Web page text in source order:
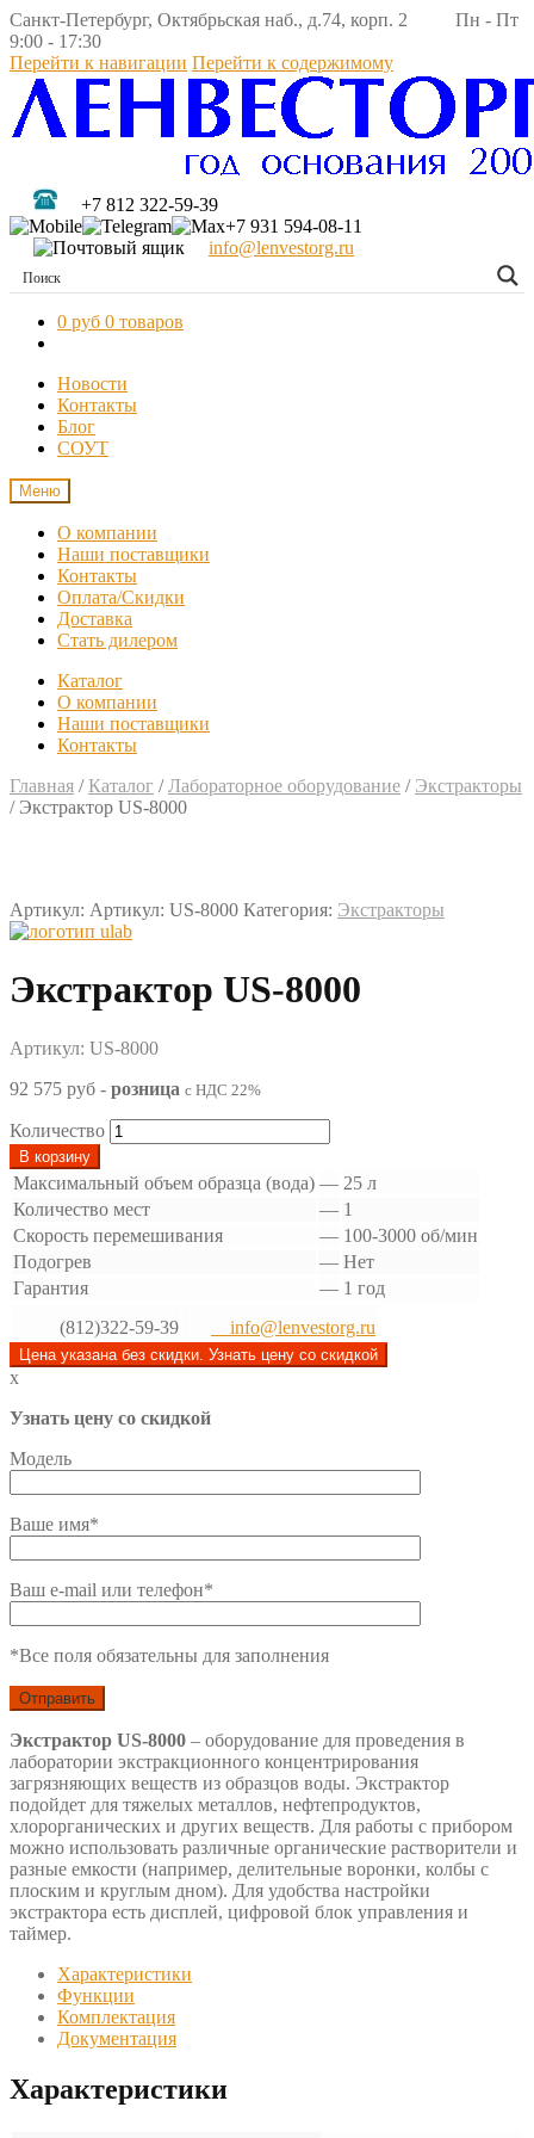
Санкт-Петербург, Октябрьская наб., д.74, корп. 2 Пн - Пт
9:00 - 17:30
Перейти к навигации Перейти к содержимому
+7 812 322-59-39
+7 931 594-08-11
info@lenvestorg.ru
0 руб 0 товаров
Новости
Контакты
Блог
СОУТ
Меню
О компании
Наши поставщики
Контакты
Оплата/Скидки
Доставка
Стать дилером
Каталог
О компании
Наши поставщики
Контакты
Главная / Каталог /Лабораторное оборудование / Экстракторы
/ Экстрактор US-8000
Артикул: Артикул: US-8000 Категория: Экстракторы
Экстрактор US-8000
Артикул: US-8000
92 575 руб - розница с НДС 22%
Количество
В корзину
Максимальный объем образца (вода) — 25 л
Количество мест
— 1
Скорость перемешивания
— 100-3000 об/мин
Подогрев
— Нет
Гарантия
— 1 год
(812)322-59-39
info@lenvestorg.ru
Цена указана без скидки. Узнать цену со скидкой
x
Узнать цену со скидкой
Модель
Ваше имя*
Ваш e-mail или телефон*
*Все поля обязательны для заполнения
Экстрактор US-8000 – оборудование для проведения в
лаборатории экстракционного концентрирования
загрязняющих веществ из образцов воды. Экстрактор
подойдет для тяжелых металлов, нефтепродуктов,
хлорорганических и других веществ. Для работы с прибором
можно использовать различные органические растворители и
разные емкости (например, делительные воронки, колбы с
плоским и круглым дном). Для удобства настройки
экстрактора есть дисплей, цифровой блок управления и
таймер.
Характеристики
Функции
Комплектация
Документация
Характеристики